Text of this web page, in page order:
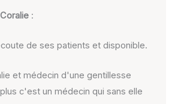
:
de ses patients et disponible.
et médecin d'une gentillesse
c'est un médecin qui sans elle